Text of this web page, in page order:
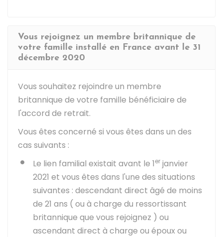
Vous rejoignez un membre britannique de
votre famille installé en France avant le 31
décembre 2020
Vous souhaitez rejoindre un membre
britannique de votre famille bénéficiaire de
l'accord de retrait.
Vous êtes concerné si vous êtes dans un des
cas suivants :
Le lien familial existait avant le 1er janvier
2021 et vous êtes dans l'une des situations
suivantes : descendant direct âgé de moins
de 21 ans ( ou à charge du ressortissant
britannique que vous rejoignez ) ou
ascendant direct à charge ou époux ou